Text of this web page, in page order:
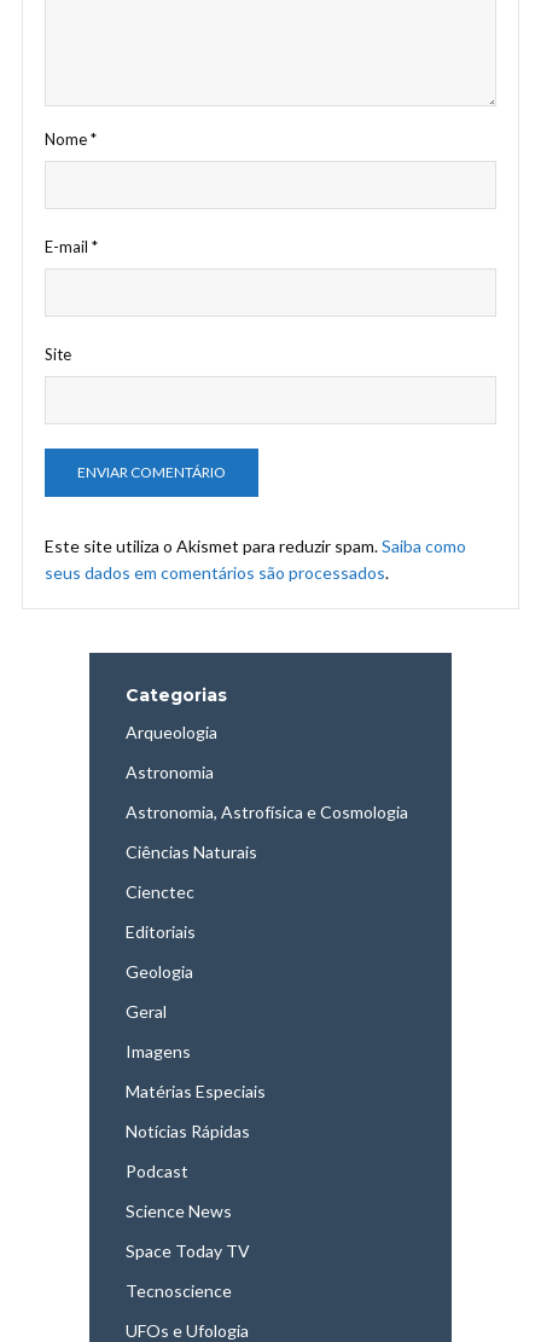
Nome*
E-mail *
Site
Este site utiliza o Akismet para reduzir spam.Saiba como
seus dados em comentários são processados.
Categorias
Arqueologia
Astronomia
Astronomia, Astrofísica e Cosmologia
Ciências Naturais
Cienctec
Editoriais
Geologia
Geral
Imagens
Matérias Especiais
Notícias Rápidas
Podcast
Science News
Space Today TV
Tecnoscience
UFOs e Ufologia